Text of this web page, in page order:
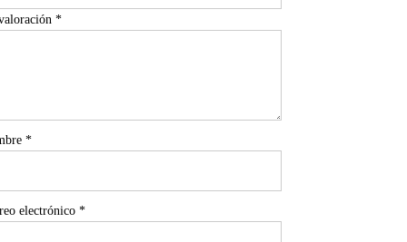
*
*
electrónico *